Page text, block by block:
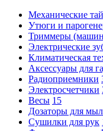
Механические
Утюги и
Триммеры
Электрические
Климатическая
Аксессуары для
Радиоприемники
Электросчетчики
Весы 15
Дозаторы для
Сушилки для рук